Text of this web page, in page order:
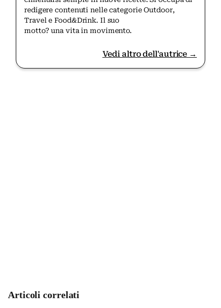
redigere contenuti nelle categorie Outdoor,
Travel e Food&Drink. Il suo
motto? una vita in movimento.
Vedi altro dell'autrice →
Articoli correlati